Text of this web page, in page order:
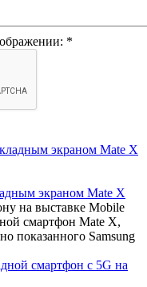
*
экраном Mate X
на выставке Mobile
смартфон Mate X,
показанного Samsung